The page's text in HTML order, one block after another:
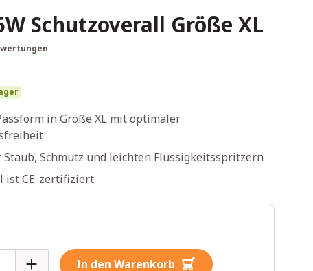
Schutzoverall Größe XL
in Größe XL mit optimaler
Staub, Schmutz und leichten Flüssigkeitsspritzern
ist CE-zertifiziert
In den Warenkorb